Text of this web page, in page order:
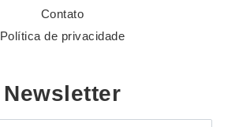
Contato
Política de privacidade
Newsletter